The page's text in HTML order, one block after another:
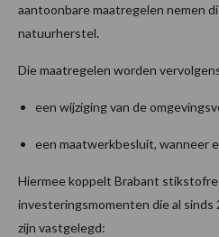
aantoonbare maatregelen nemen
natuurherstel.
Die maatregelen worden
een wijziging van de
een maatwerkbesluit, wanneer
Hiermee koppelt Brabant
investeringsmomenten die al sinds
zijn vastgelegd: